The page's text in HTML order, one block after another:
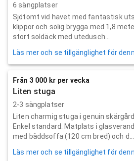
6 sängplatser
Sjötomt vid havet med fantastisk
klippor och solig brygga med 1,8
stort soldäck med utedusch...
Läs mer och se tillgänglighet för
Från 3 000 kr per vecka
Liten stuga
2-3 sängplatser
Liten charmig stuga i genuin
Enkel standard. Matplats i
med bäddsoffa (120 cm bred) och d...
Läs mer och se tillgänglighet för